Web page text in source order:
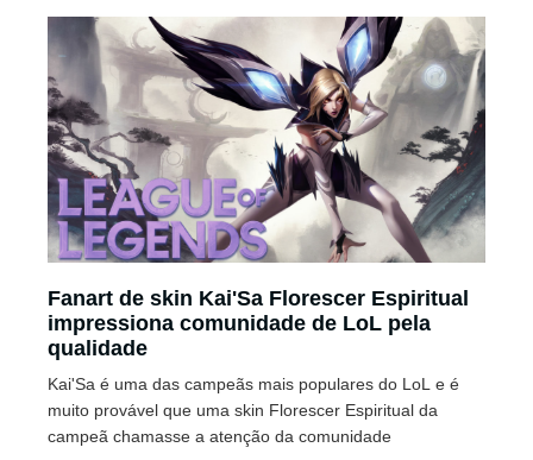
Fanart de skin Kai'Sa Florescer Espiritual
impressiona comunidade de LoL pela
qualidade
Kai'Sa é uma das campeãs mais populares do LoL e é
muito provável que uma skin Florescer Espiritual da
campeã chamasse a atenção da comunidade